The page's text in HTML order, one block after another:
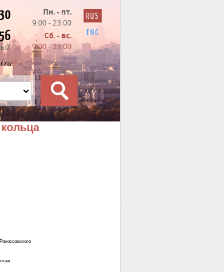
Пн. - пт.
9:00 - 23:00
Сб. - вс.
9:00 - 23:00
RUS
ENG